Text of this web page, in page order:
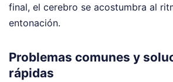
final, el cerebro se acostumbra al
entonación.
Problemas comunes y
rápidas